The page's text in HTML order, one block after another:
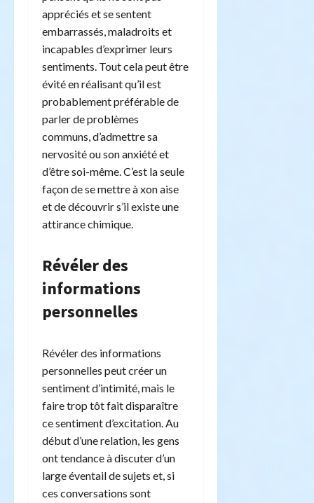
appréciés et se sentent
embarrassés, maladroits et
incapables d’exprimer leurs
sentiments. Tout cela peut être
évité en réalisant qu’il est
probablement préférable de
parler de problèmes
communs, d’admettre sa
nervosité ou son anxiété et
d’être soi-même. C’est la seule
façon de se mettre à xon aise
et de découvrir s’il existe une
attirance chimique.
Révéler des
informations
personnelles
Révéler des informations
personnelles peut créer un
sentiment d’intimité, mais le
faire trop tôt fait disparaître
ce sentiment d’excitation. Au
début d’une relation, les gens
ont tendance à discuter d’un
large éventail de sujets et, si
ces conversations sont